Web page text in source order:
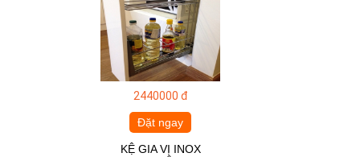
2440000 đ
Đặt ngay
KỆ GIA VỊ INOX